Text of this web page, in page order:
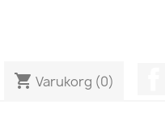
shopping_cart Varukorg (0)